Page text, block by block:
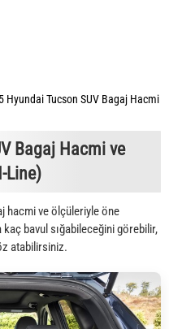
Hyundai Tucson SUV Bagaj Hacmi
Bagaj Hacmi ve
Line)
hacmi ve ölçüleriyle öne
kaç bavul sığabileceğini görebilir,
atabilirsiniz.